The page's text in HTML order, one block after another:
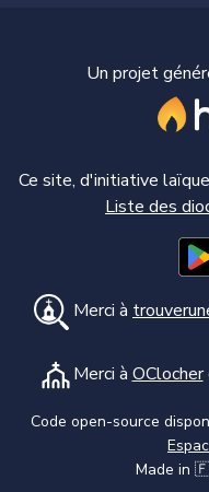
Un projet
Ce site, d'initiative
Liste des
Merci à
Merci àOClocher
Code open-source
Made in